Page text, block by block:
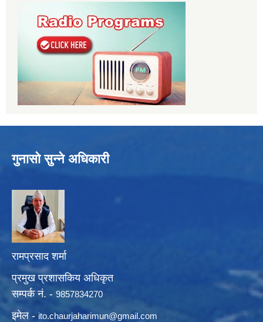
गुनासो सुन्ने अधिकारी
रामप्रसाद शर्मा
प्रमुख प्रशासकिय अधिकृत
सम्पर्क नं. - 9857834270
इमेल - ito.chaurjaharimun@gmail.com